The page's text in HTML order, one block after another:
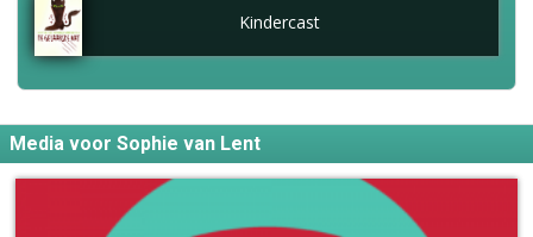
Kindercast
Media voor Sophie van Lent